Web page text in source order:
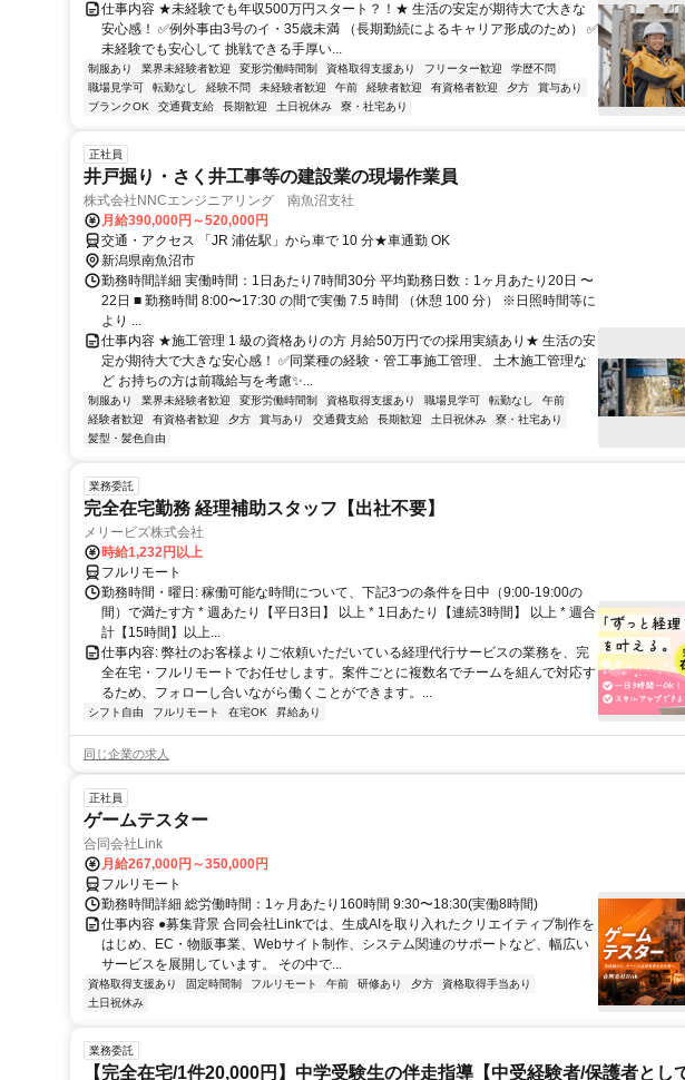
仕事内容 ★未経験でも年収500万円スタート？！★ 生活の安定が期待大で大きな
安心感！ ✅例外事由3号のイ・35歳未満 （長期勤続によるキャリア形成のため） ✅
未経験でも安心して 挑戦できる手厚い...
制服あり 業界未経験者歓迎 変形労働時間制 資格取得支援あり フリーター歓迎
学歴不問
職場見学可
転勤なし 経験不問 未経験者歓迎 午前 経験者歓迎 有資格者歓迎 夕方
賞与あり
ブランクOK
交通費支給 長期歓迎 土日祝休み 寮・社宅あり
正社員
井戸掘り・さく井工事等の建設業の現場作業員
株式会社NNCエンジニアリング 南魚沼支社
月給390,000円～520,000円
交通・アクセス 「JR 浦佐駅」から車で 10 分★車通勤 OK
新潟県南魚沼市
勤務時間詳細 実働時間：1日あたり7時間30分 平均勤務日数：1ヶ月あたり20日 〜
22日 ■ 勤務時間 8:00〜17:30 の間で実働 7.5 時間 （休憩 100 分） ※日照時間等に
より ...
仕事内容 ★施工管理 1 級の資格ありの方 月給50万円での採用実績あり★ 生活の安
定が期待大で大きな安心感！ ✅同業種の経験・管工事施工管理、 土木施工管理な
ど お持ちの方は前職給与を考慮✨...
制服あり 業界未経験者歓迎 変形労働時間制 資格取得支援あり 職場見学可 転勤なし
午前
経験者歓迎
有資格者歓迎 夕方 賞与あり 交通費支給 長期歓迎 土日祝休み
寮・社宅あり
髪型・髪色自由
業務委託
完全在宅勤務 経理補助スタッフ【出社不要】
メリービズ株式会社
時給1,232円以上
フルリモート
勤務時間・曜日: 稼働可能な時間について、下記3つの条件を日中（9:00-19:00の
間）で満たす方 * 週あたり【平日3日】 以上 * 1日あたり【連続3時間】 以上 * 週合
計【15時間】以上...
仕事内容: 弊社のお客様よりご依頼いただいている経理代行サービスの業務を、完
全在宅・フルリモートでお任せします。案件ごとに複数名でチームを組んで対応す
るため、フォローし合いながら働くことができます。...
シフト自由 フルリモート 在宅OK 昇給あり
同じ企業の求人
正社員
ゲームテスター
合同会社Link
月給267,000円～350,000円
フルリモート
勤務時間詳細 総労働時間：1ヶ月あたり160時間 9:30〜18:30(実働8時間)
仕事内容 ●募集背景 合同会社Linkでは、生成AIを取り入れたクリエイティブ制作を
はじめ、EC・物販事業、Webサイト制作、システム関連のサポートなど、幅広い
サービスを展開しています。 その中で...
資格取得支援あり 固定時間制 フルリモート 午前 研修あり 夕方
資格取得手当あり
土日祝休み
業務委託
【完全在宅/1件20,000円】中学受験生の伴走指導【中受経験者/保護者とし